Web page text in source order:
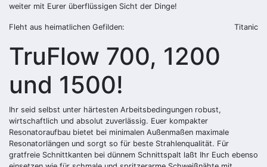
weiter mit Eurer überflüssigen Sicht der Dinge!
Fleht aus heimatlichen Gefilden: Titanic
TruFlow 700, 1200
und 1500!
Ihr seid selbst unter härtesten Arbeitsbedingungen robust,
wirtschaftlich und absolut zuverlässig. Euer kompakter
Resonatoraufbau bietet bei minimalen Außenmaßen maximale
Resonatorlängen und sorgt so für beste Strahlenqualität. Für
gratfreie Schnittkanten bei dünnem Schnittspalt laßt Ihr Euch ebenso